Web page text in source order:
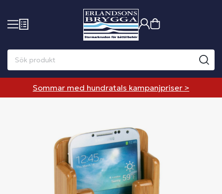
Sommar med hundratals kampanjpriser >